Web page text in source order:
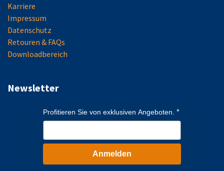
Karriere
Impressum
Datenschutz
Retouren & FAQs
Downloadbereich
Newsletter
Profitieren Sie von exklusiven Angeboten.
Anmelden